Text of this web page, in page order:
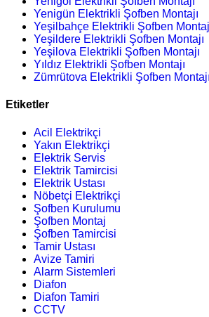
Yenigün Elektrikli Şofben Montajı
Yeşilbahçe Elektrikli Şofben
Yeşildere Elektrikli Şofben Montajı
Yeşilova Elektrikli Şofben Montajı
Yıldız Elektrikli Şofben Montajı
Zümrütova Elektrikli Şofben Montajı
Etiketler
Acil Elektrikçi
Yakın Elektrikçi
Elektrik Servis
Elektrik Tamircisi
Elektrik Ustası
Nöbetçi Elektrikçi
Şofben Kurulumu
Şofben Montaj
Şofben Tamircisi
Tamir Ustası
Avize Tamiri
Alarm Sistemleri
Diafon
Diafon Tamiri
CCTV